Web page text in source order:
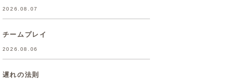
2026.08.07
チームプレイ
2026.08.06
遅れの法則